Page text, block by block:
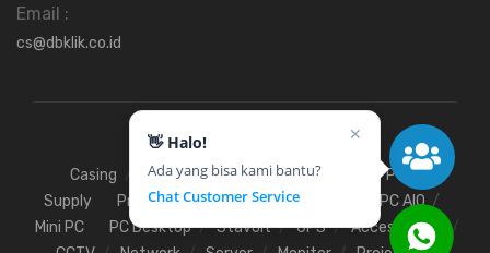
👋 Halo!
Ada yang bisa kami bantu?
Chat Customer Service
✕
Email :
cs@dbklik.co.id
Casing Fan Hardisk Motherboard
Power
Supply
Processor SSD RAM
PC AIO
Mini PC
PC Desktop Stavolt UPS
Access Point